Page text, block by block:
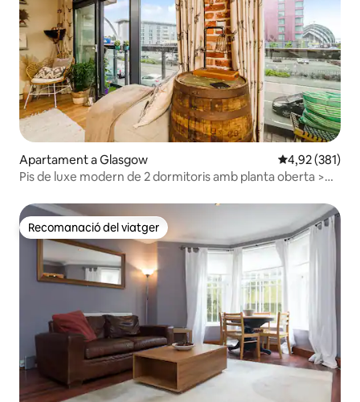
Apartament a Glasgow 4,92 de
4,92 (381)
Pis de luxe modern de 2 dormitoris amb planta oberta >
Recomanació del viatger
Recomanació del viatger